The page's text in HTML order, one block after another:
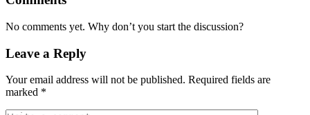
No comments yet. Why don’t you start the discussion?
Leave a Reply
Your email address will not be published. Required fields are
marked *